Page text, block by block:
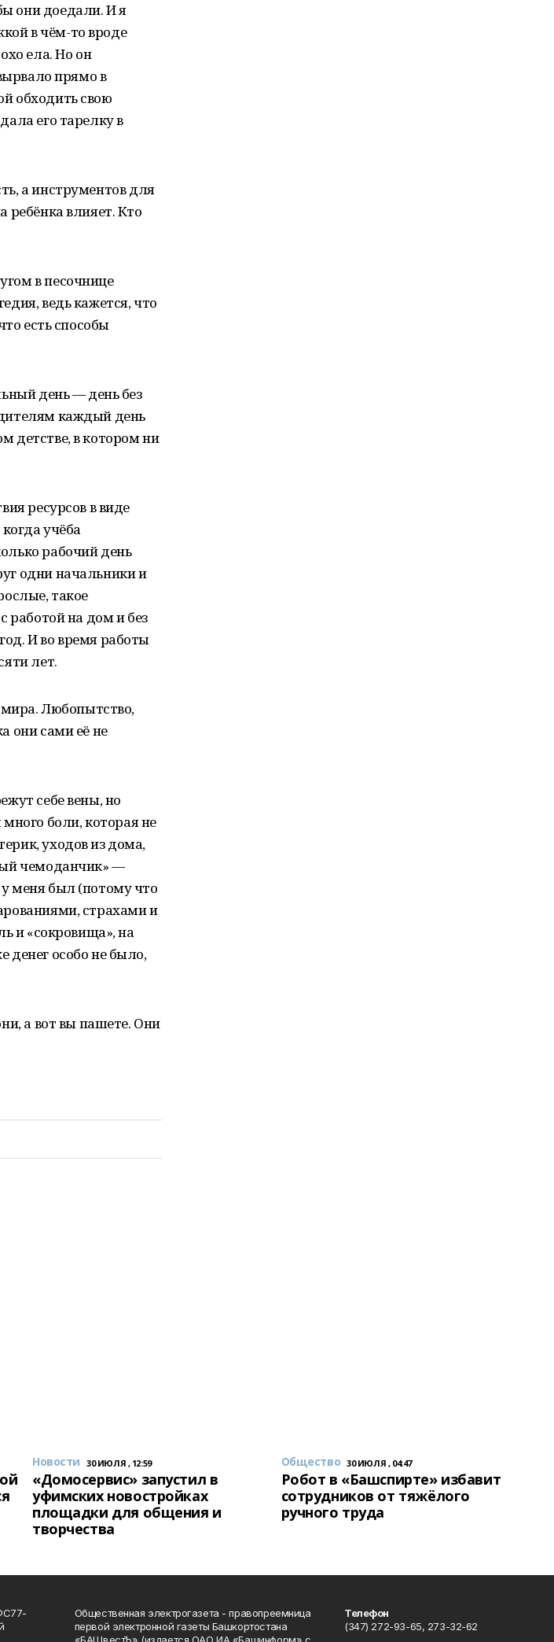
они доедали. И я
в чём-то вроде
ела. Но он
прямо в
обходить свою
его тарелку в
а инструментов для
ребёнка влияет. Кто
в песочнице
ведь кажется, что
есть способы
день — день без
каждый день
детстве, в котором ни
ресурсов в виде
учёба
рабочий день
одни начальники и
такое
работой на дом и без
И во время работы
лет.
мира. Любопытство,
они сами её не
себе вены, но
боли, которая не
уходов из дома,
чемоданчик» —
меня был (потому что
страхами и
и «сокровища», на
денег особо не было,
а вот вы пашете. Они
Новости 30 ИЮЛЯ , 12:59
«Домосервис» запустил в
уфимских новостройках
площадки для общения и
творчества
Общество 30 ИЮЛЯ , 04:47
Робот в «Башспирте» избавит
сотрудников от тяжёлого
ручного труда
Общественная электрогазета - правопреемница
первой электронной газеты Башкортостана
Телефон
(347) 272-93-65, 273-32-62